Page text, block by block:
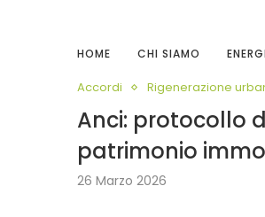
HOME CHI SIAMO
Accordi Rigenerazione
Anci: protocollo
patrimonio
26 Marzo 2026